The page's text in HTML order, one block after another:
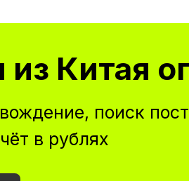
из Китая
поиск
в рублях